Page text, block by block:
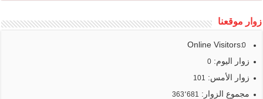
زوار موقعنا
Online Visitors:
0
زوار اليوم:0
زوار الأمس: 101
مجموع الزوار: 363٬681